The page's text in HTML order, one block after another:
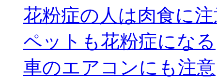
花粉症の人は肉食に
ペットも花粉症になる
車のエアコンにも注意